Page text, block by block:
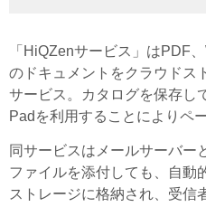
「HiQZenサービス」はPDF
のドキュメントをクラウドス
サービス。カタログを保存し
Padを利用することによりペ
同サービスはメールサーバー
ファイルを添付しても、自動
ストレージに格納され、受信